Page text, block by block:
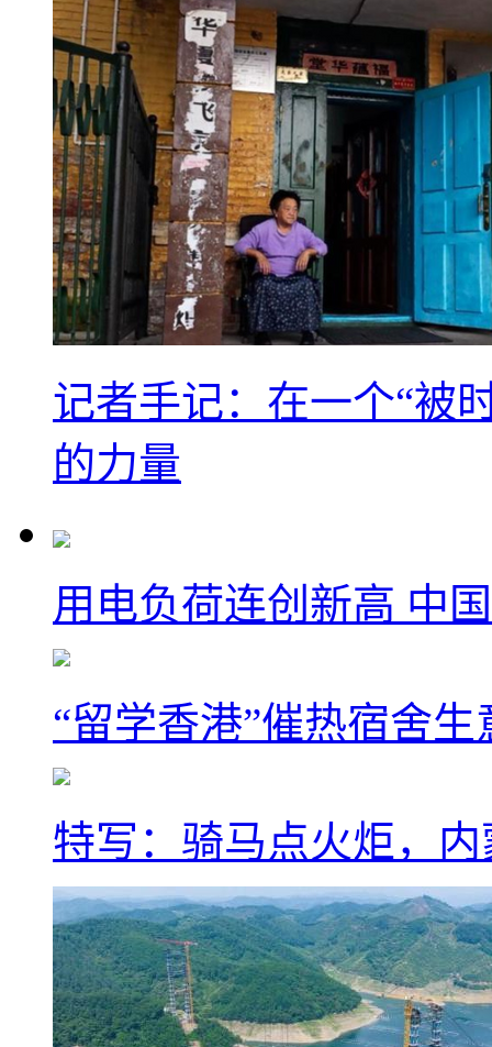
记者手记：在一个“被
的力量
用电负荷连创新高 中
“留学香港”催热宿舍
特写：骑马点火炬，